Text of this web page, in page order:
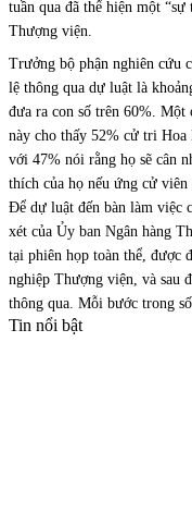
tuần qua đã thể hiện một
Thượng viện.
Trưởng bộ phận nghiên cứu
lệ thông qua dự luật là
đưa ra con số trên 60%. Một
này cho thấy 52% cử tri
với 47% nói rằng họ sẽ cân
thích của họ nếu ứng cử
Để dự luật đến bàn làm việc
xét của Ủy ban Ngân hàng
tại phiên họp toàn thể, được
nghiệp Thượng viện, và sau
thông qua. Mỗi bước trong
Tin nổi bật